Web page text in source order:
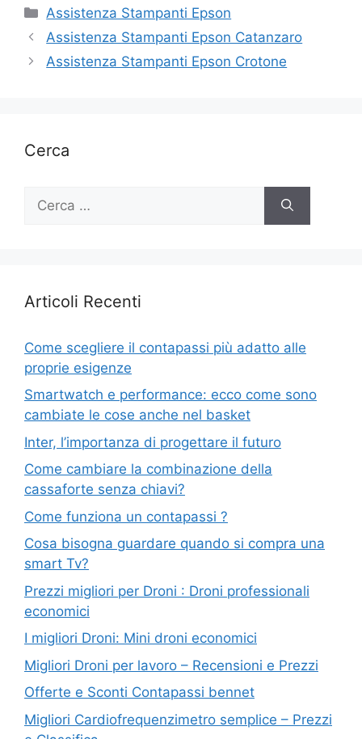
Categorie
Assistenza Stampanti Epson
Assistenza Stampanti Epson Catanzaro
Assistenza Stampanti Epson Crotone
Cerca
per:
Articoli Recenti
Come scegliere il contapassi più adatto alle
proprie esigenze
Smartwatch e performance: ecco come sono
cambiate le cose anche nel basket
Inter, l’importanza di progettare il futuro
Come cambiare la combinazione della
cassaforte senza chiavi?
Come funziona un contapassi ?
Cosa bisogna guardare quando si compra una
smart Tv?
Prezzi migliori per Droni : Droni professionali
economici
I migliori Droni: Mini droni economici
Migliori Droni per lavoro – Recensioni e Prezzi
Offerte e Sconti Contapassi bennet
Migliori Cardiofrequenzimetro semplice – Prezzi